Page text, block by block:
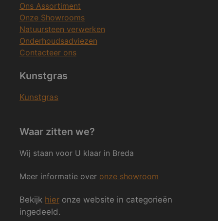
Ons Assortiment
Onze Showrooms
Natuursteen verwerken
Onderhoudsadviezen
Contacteer ons
Kunstgras
Kunstgras
Waar zitten we?
Wij staan voor U klaar in Breda
Meer informatie over onze showroom
Bekijk hier onze website in categorieën
ingedeeld.